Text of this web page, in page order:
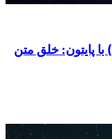
هوش مصنوعی مولد (Generative AI) با پایتون: خلق متن